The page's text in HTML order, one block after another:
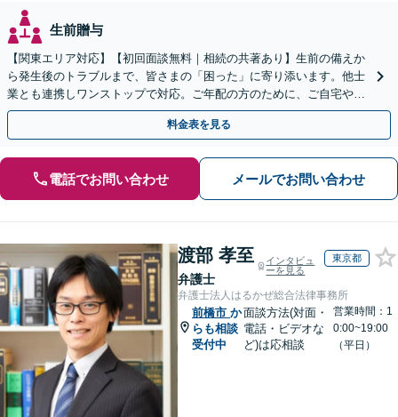
生前贈与
【関東エリア対応】【初回面談無料｜相続の共著あり】生前の備えか
ら発生後のトラブルまで、皆さまの「困った」に寄り添います。他士
業とも連携しワンストップで対応。ご年配の方のために、ご自宅やご
近所への出張相談も実施【秘密厳守｜休日・夜間相談可】
料金表を見る
電話でお問い合わせ メールでお問い合わせ
渡部 孝至
弁護士
インタビュ
ーを見る
東京都
弁護士法人はるかぜ総合法律事務所
前橋市 か
らも相談
受付中
面談方法(対面・
電話・ビデオな
ど)は応相談
営業時間：1
0:00~19:00
（平日）